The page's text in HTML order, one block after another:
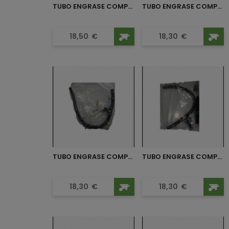
TUBO ENGRASE COMPLETO...
Precio
18,50 €
TUBO ENGRASE COMPLETO...
Precio
18,30 €
TUBO ENGRASE COMPLETO...
Precio
18,30 €
TUBO ENGRASE COMPLETO...
Precio
18,30 €